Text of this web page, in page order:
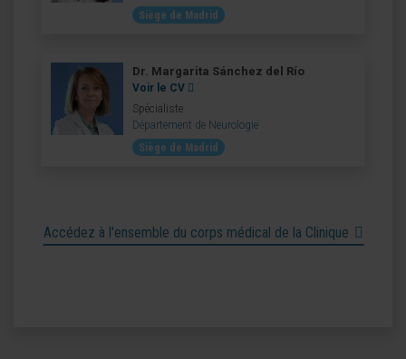
Siège de Madrid
Dr. Margarita Sánchez del Río
Voir le CV
Spécialiste
Département de Neurologie
Siège de Madrid
Accédez à l'ensemble du corps médical de la Clinique